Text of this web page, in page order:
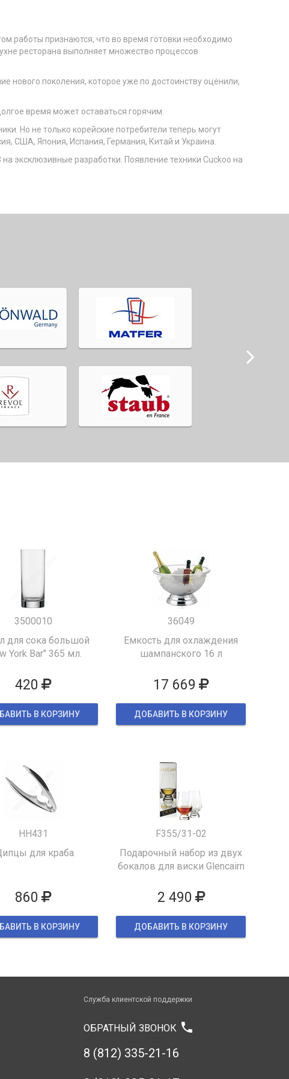
работы признаются, что во время готовки необходимо
ресторана выполняет множество процессов
нового поколения, которое уже по достоинству оценили,
время может оставаться горячим.
Но не только корейские потребители теперь могут
США, Япония, Испания, Германия, Китай и Украина.
эксклюзивные разработки. Появление техники Cuckoo на
3500010
для сока большой
York Bar" 365 мл.
420
В КОРЗИНУ
36049
Емкость для охлаждения
шампанского 16 л
17 669
ДОБАВИТЬ В КОРЗИНУ
HH431
для краба
860
В КОРЗИНУ
F355/31-02
Подарочный набор из двух
бокалов для виски Glencairn
2 490
ДОБАВИТЬ В КОРЗИНУ
Служба клиентской поддержки
ОБРАТНЫЙ ЗВОНОК phone
8 (812) 335-21-16